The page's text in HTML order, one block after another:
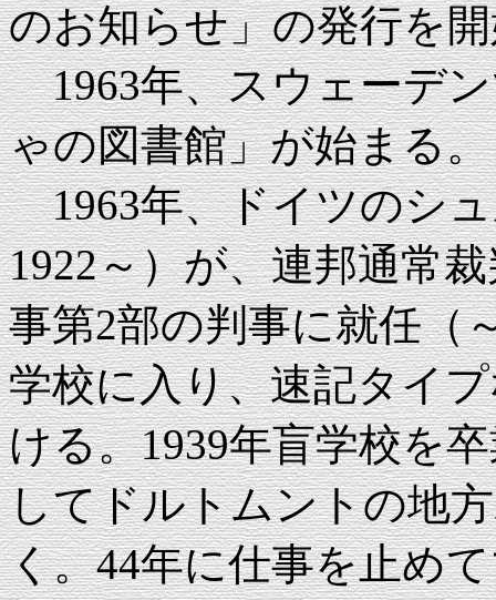
のお知らせ」の発行を
1963年、スウェーデン
ゃの図書館」が始まる
1963年、ドイツのシュ
1922～）が、連邦通常
事第2部の判事に就任（
学校に入り、速記タイ
ける。1939年盲学校を
してドルトムントの地
く。44年に仕事を止め